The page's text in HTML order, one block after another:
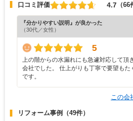
口コミ評価 4.7 （66
『分かりやすい説明』が良かった
（30代／女性）
5
上の階からの水漏れにも急遽対応して頂
会社でした。 仕上がりも丁寧で要望もた
です。
この会
リフォーム事例 （49件）